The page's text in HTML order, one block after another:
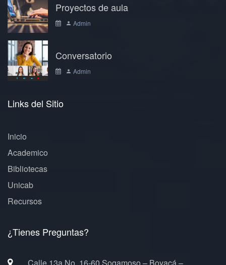
Proyectos de aula
Admin
Conversatorio
Admin
Links del Sitio
Inicio
Academico
Bibliotecas
Unicab
Recursos
¿Tienes Preguntas?